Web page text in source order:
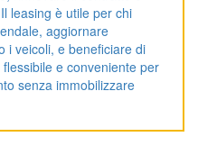
leasing è utile per chi
aggiornare
i veicoli, e beneficiare di
e conveniente per
senza immobilizzare